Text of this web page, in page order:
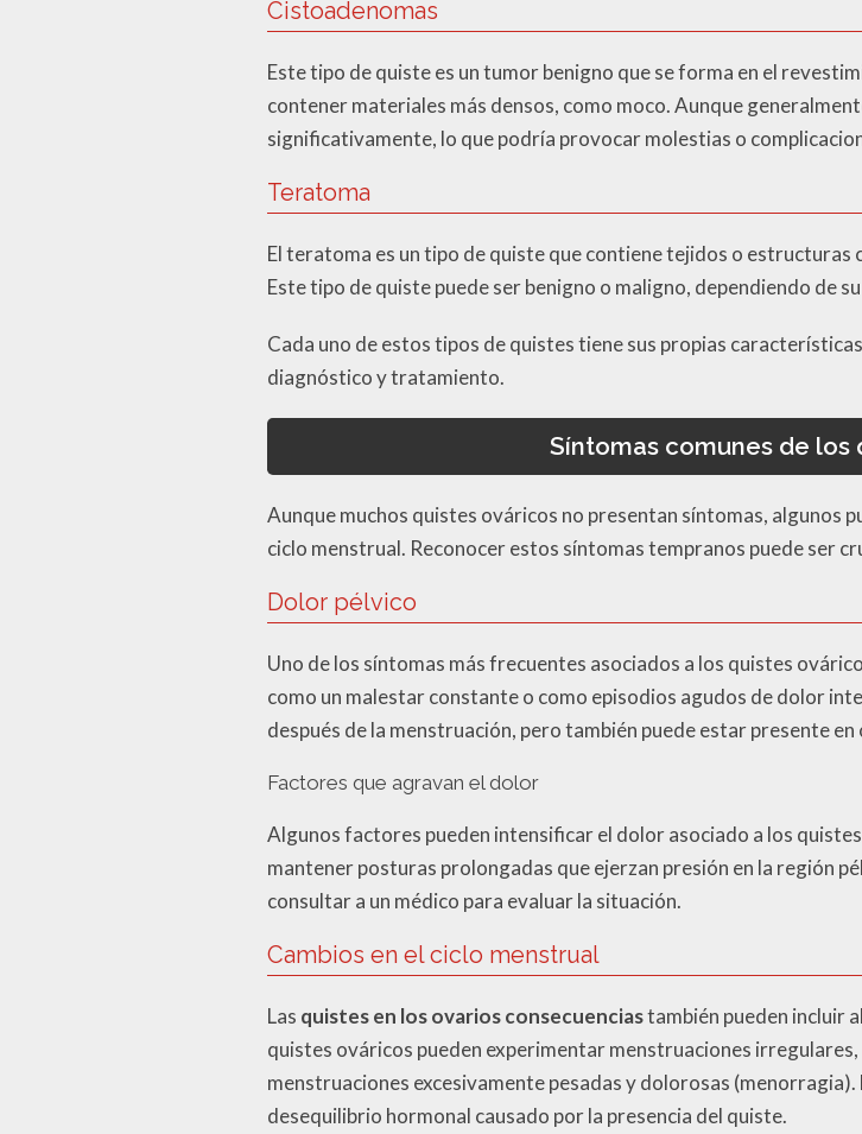
Cistoadenomas
Este tipo de quiste es un tumor benigno que se forma en el
contener materiales más densos, como moco. Aunque
significativamente, lo que podría provocar molestias o
Teratoma
El teratoma es un tipo de quiste que contiene tejidos o estructuras
Este tipo de quiste puede ser benigno o maligno, dependiendo de
Cada uno de estos tipos de quistes tiene sus propias
diagnóstico y tratamiento.
Síntomas comunes de los
Aunque muchos quistes ováricos no presentan síntomas, algunos
ciclo menstrual. Reconocer estos síntomas tempranos puede ser
Dolor pélvico
Uno de los síntomas más frecuentes asociados a los quistes
como un malestar constante o como episodios agudos de dolor
después de la menstruación, pero también puede estar presente
Factores que agravan el dolor
Algunos factores pueden intensificar el dolor asociado a los
mantener posturas prolongadas que ejerzan presión en la región
consultar a un médico para evaluar la situación.
Cambios en el ciclo menstrual
Las quistes en los ovarios consecuenciastambién pueden incluir
quistes ováricos pueden experimentar menstruaciones
menstruaciones excesivamente pesadas y dolorosas
desequilibrio hormonal causado por la presencia del quiste.